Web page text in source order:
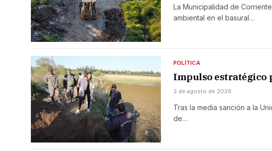
La Municipalidad de
ambiental en el basural…
POLÍTICA
Impulso estratégico
3 de agosto de 2026
Tras la media sanción a la
de…